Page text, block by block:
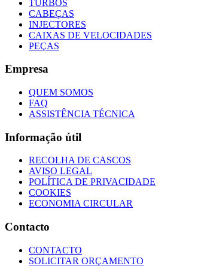
TURBOS
CABEÇAS
INJECTORES
CAIXAS DE VELOCIDADES
PEÇAS
Empresa
QUEM SOMOS
FAQ
ASSISTÊNCIA TÉCNICA
Informação útil
RECOLHA DE CASCOS
AVISO LEGAL
POLÍTICA DE PRIVACIDADE
COOKIES
ECONOMIA CIRCULAR
Contacto
CONTACTO
SOLICITAR ORÇAMENTO